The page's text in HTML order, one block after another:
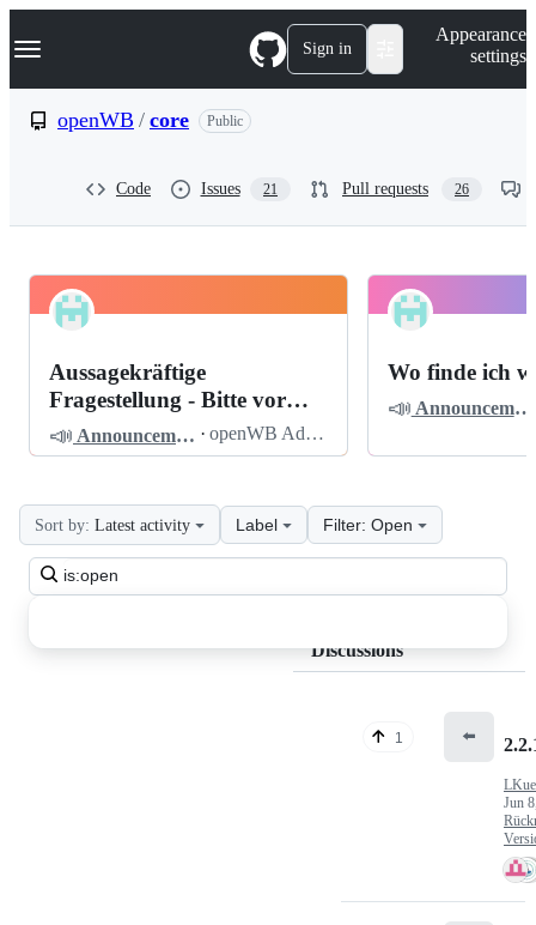
k
p
Navigation Menu Sign in
Appearance
settings
openWB / core Public
Code Issues 21 Pull requests 26
openWB
Discussions
Pinned
Aussagekräftige
Fragestellung - Bitte vor
dem Posten lesen
📣 Announcements · openWB Admin
Wo finde ich
📣 Announcements
Search
all
Sort by: Latest activity Label Filter: Open
Discussions
1 ⬅️
Jun